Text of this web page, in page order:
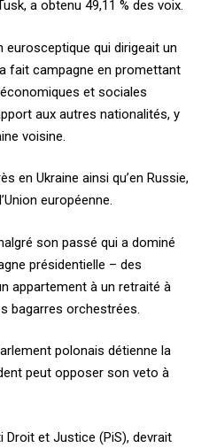
a obtenu 49,11 % des voix.
eurosceptique qui dirigeait un
fait campagne en promettant
et sociales
aux autres nationalités, y
voisine.
en Ukraine ainsi qu’en Russie,
européenne.
son passé qui a dominé
présidentielle – des
appartement à un retraité à
bagarres orchestrées.
polonais détienne la
peut opposer son veto à
Droit et Justice (PiS), devrait